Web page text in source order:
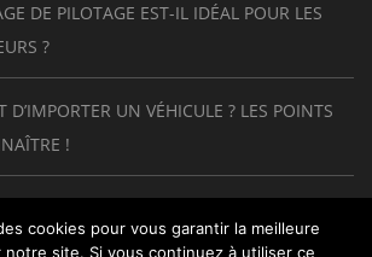
DE PILOTAGE EST-IL IDÉAL POUR LES
?
D’IMPORTER UN VÉHICULE ? LES POINTS
!
: LE RÉTROFIT EXPLIQUÉ
cookies pour vous garantir la meilleure
notre site. Si vous continuez à utiliser ce